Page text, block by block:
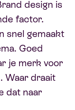
design is
factor.
snel gemaakt
Goed
je merk voor
Waar draait
dat naar